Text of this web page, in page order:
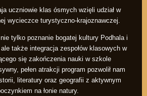
uczniowie klas ósmych wzięli udział w
wycieczce turystyczno-krajoznawczej.
tylko poznanie bogatej kultury Podhala i
ale także integracja zespołów klasowych w
się zakończenia nauki w szkole
pełen atrakcji program pozwolił nam
literatury oraz geografii z aktywnym
na łonie natury.